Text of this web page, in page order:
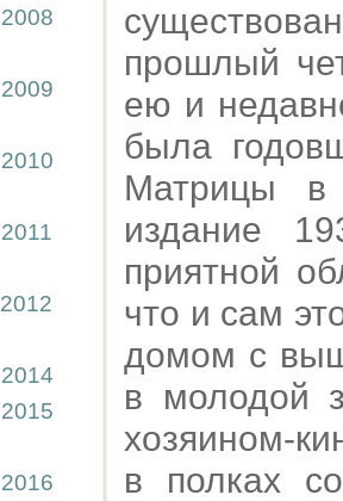
2008
2009
2010
2011
2012
2014
2015
2016
прошлый
ею и
была
Матрицы в
издание
приятной
что и сам
домом с
в молодой
хозяином-
в полках